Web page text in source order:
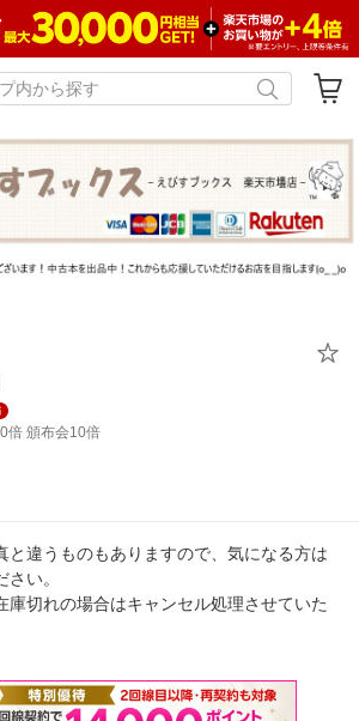
倍 頒布会10倍
と違うものもありますので、気になる方は
い。
庫切れの場合はキャンセル処理させていた